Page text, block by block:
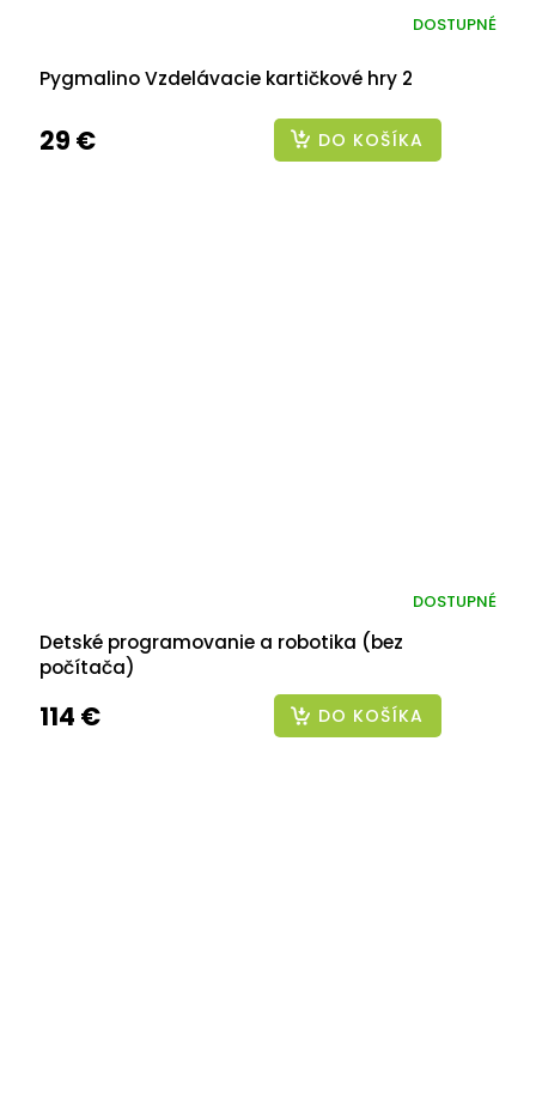
Pygmalino Vzdelávacie kartičkové hry 2
DOSTUPNÉ
29 € DO KOŠÍKA
Detské programovanie a robotika (bez
počítača)
DOSTUPNÉ
114 € DO KOŠÍKA